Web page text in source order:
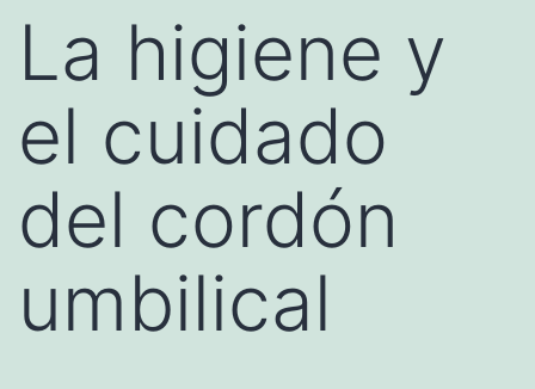
La higiene y
el cuidado
del cordón
umbilical